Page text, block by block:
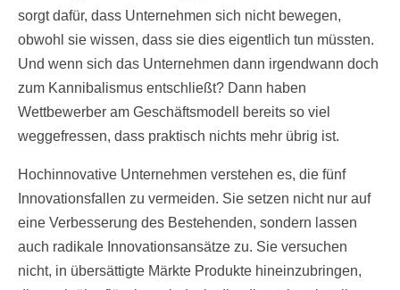
sorgt dafür, dass Unternehmen sich nicht bewegen,
obwohl sie wissen, dass sie dies eigentlich tun müssten.
Und wenn sich das Unternehmen dann irgendwann doch
zum Kannibalismus entschließt? Dann haben
Wettbewerber am Geschäftsmodell bereits so viel
weggefressen, dass praktisch nichts mehr übrig ist.
Hochinnovative Unternehmen verstehen es, die fünf
Innovationsfallen zu vermeiden. Sie setzen nicht nur auf
eine Verbesserung des Bestehenden, sondern lassen
auch radikale Innovationsansätze zu. Sie versuchen
nicht, in übersättigte Märkte Produkte hineinzubringen,